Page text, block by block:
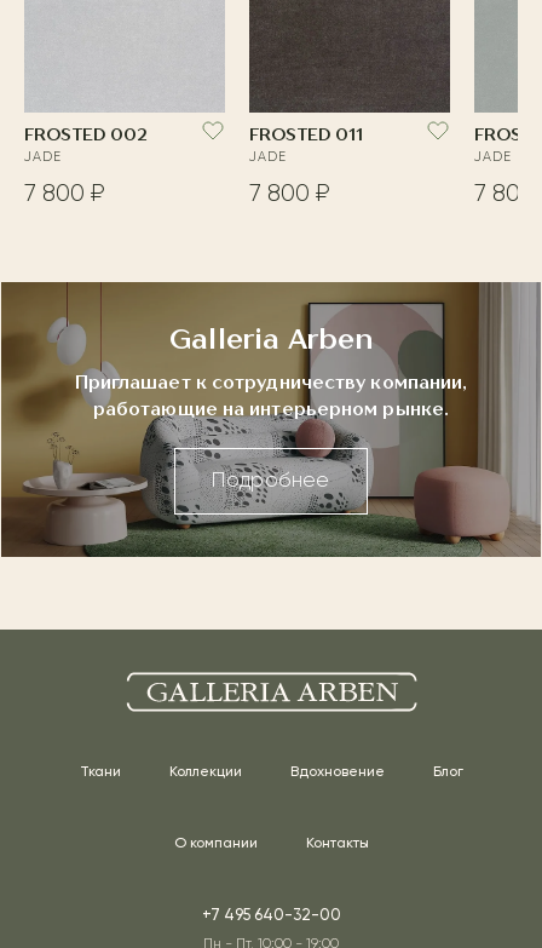
FROSTED 002
JADE
7 800 ₽
FROSTED 011
JADE
7 800 ₽
JADE
7 800
Galleria Arben
Приглашает к сотрудничеству компании,
работающие на интерьерном рынке.
Подробнее
Ткани Коллекции Вдохновение Блог
О компании Контакты
+7 495 640-32-00
Пн - Пт, 10:00 - 19:00